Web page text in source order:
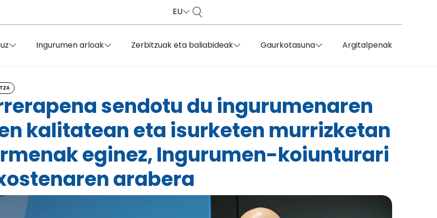
EU
Ingurumen arloak Zerbitzuak eta baliabideak Gaurkotasuna Argitalpenak
sendotu du ingurumenaren
kalitatean eta isurketen murrizketan
eginez, Ingurumen-koiunturari
arabera